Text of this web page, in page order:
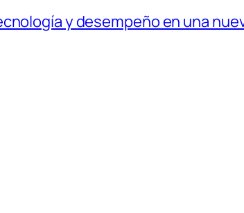
y desempeño en una